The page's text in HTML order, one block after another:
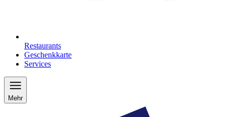
Restaurants
Geschenkkarte
Services
Mehr